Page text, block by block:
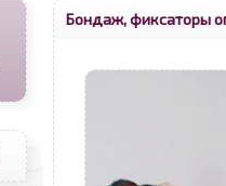
Бондаж, фиксаторы